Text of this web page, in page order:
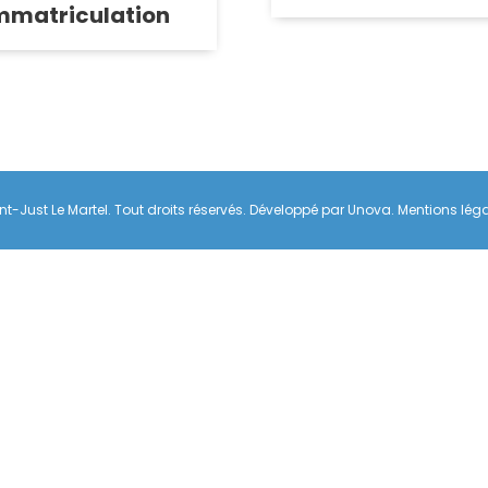
Just Le Martel. Tout droits réservés. Développé parUnova. Mentions